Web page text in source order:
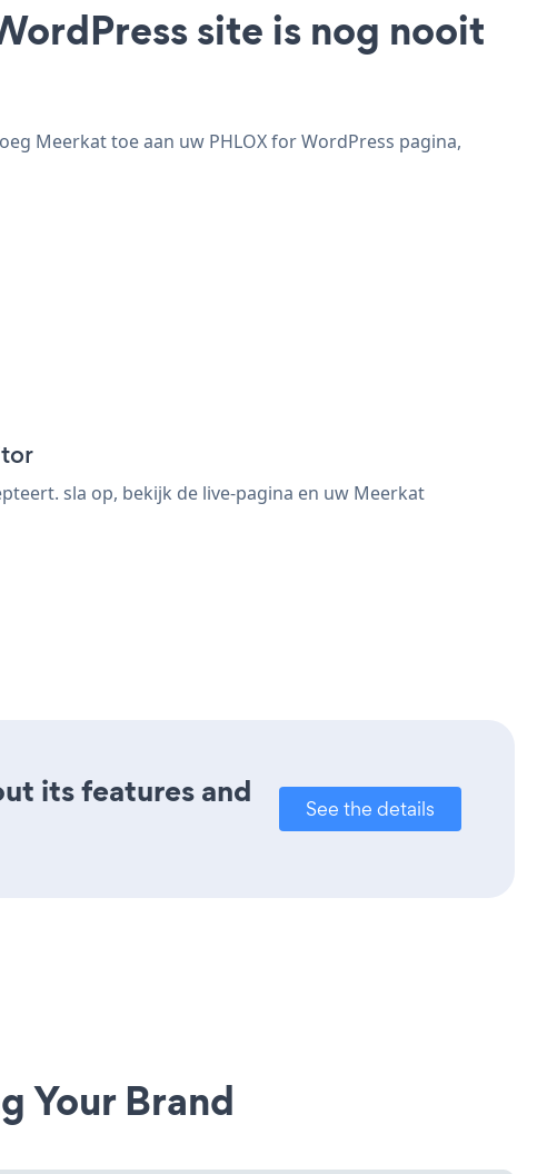
site is nog nooit
Meerkat toe aan uw PHLOX for WordPress pagina,
sla op, bekijk de live-pagina en uw Meerkat
its features and
See the details
Your Brand